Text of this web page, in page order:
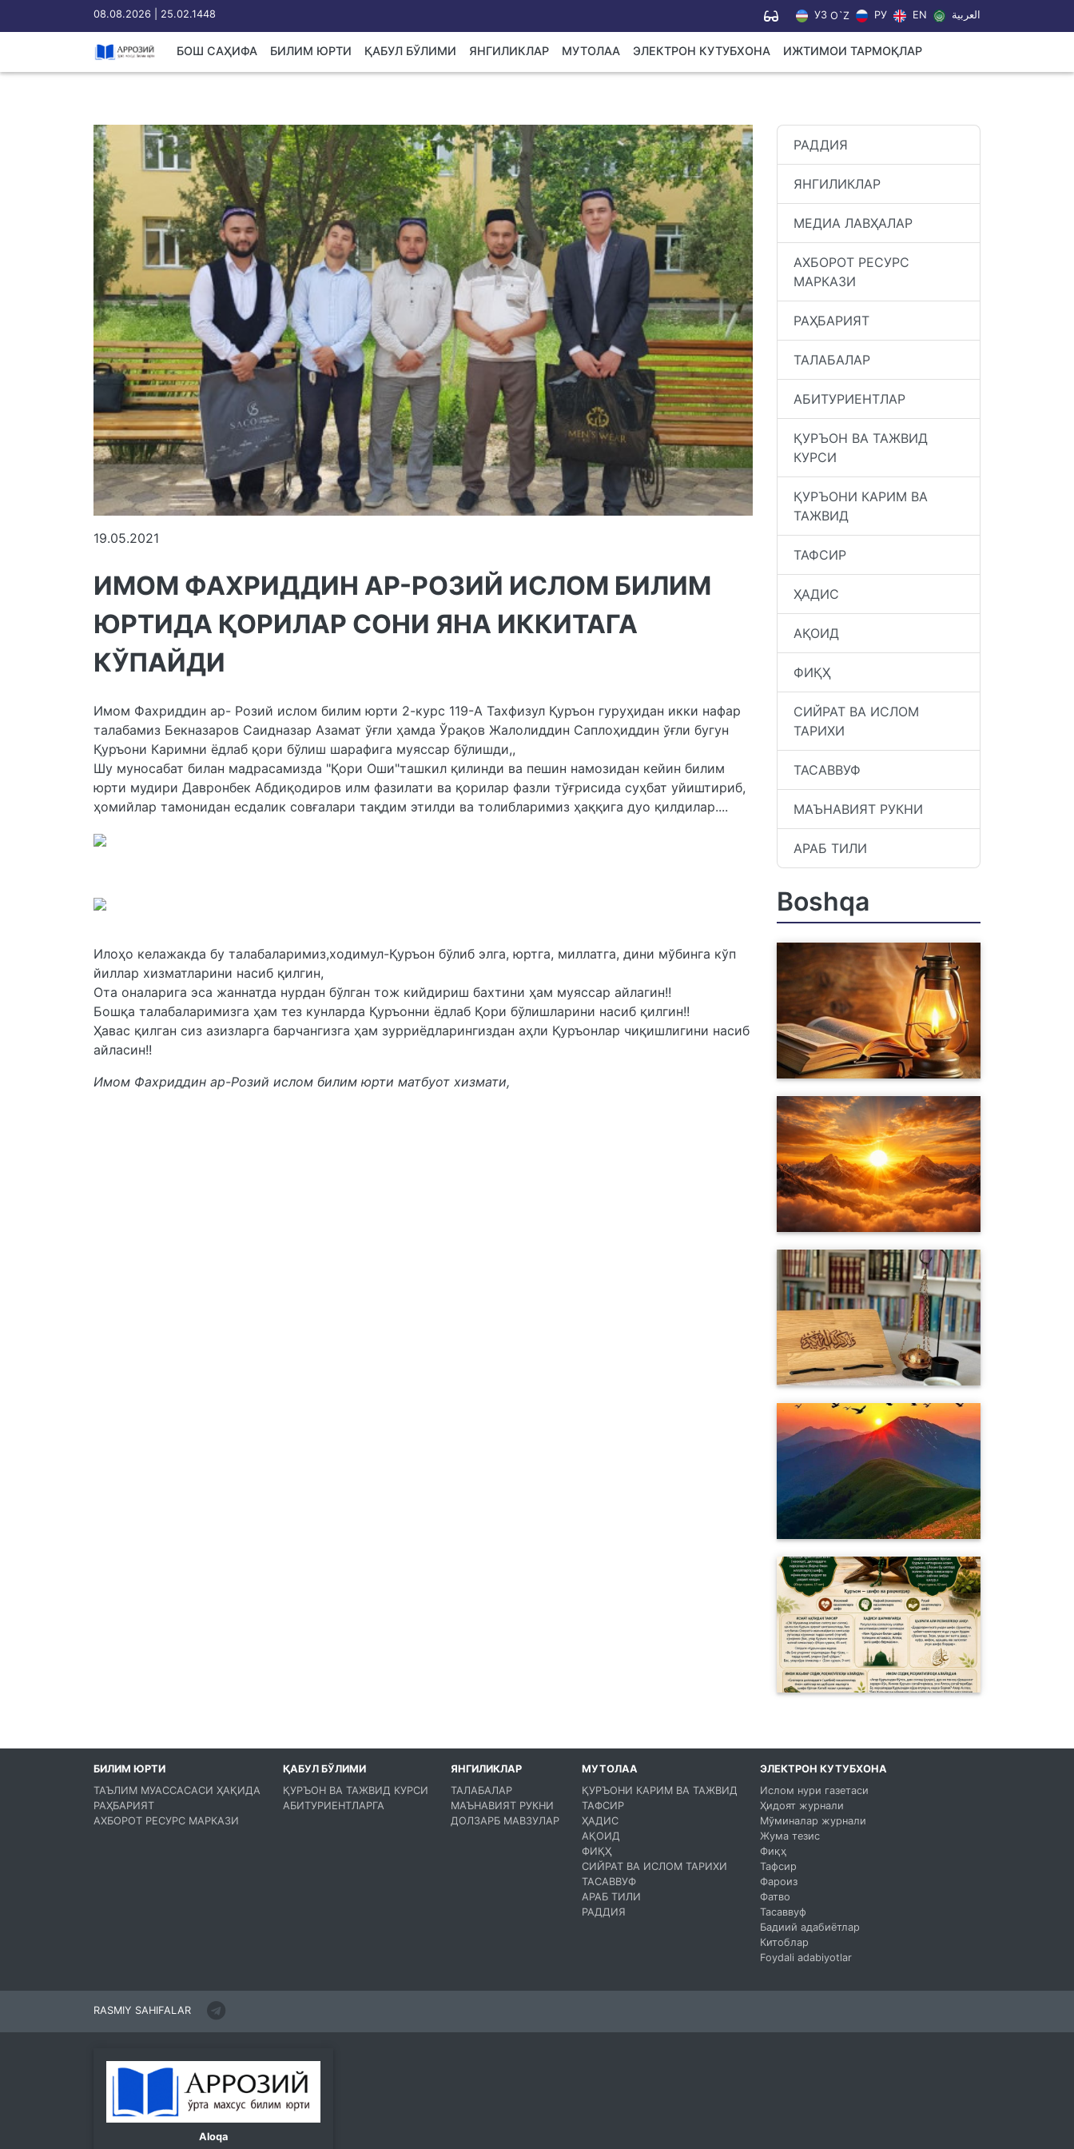
08.08.2026 | 25.02.1448 УЗ O`Z РУ EN العربية
БОШ САҲИФА БИЛИМ ЮРТИ ҚАБУЛ БЎЛИМИ ЯНГИЛИКЛАР МУТОЛАА ЭЛЕКТРОН КУТУБХОНА ИЖТИМОИ ТАРМОҚЛАР
19.05.2021
ИМОМ ФАХРИДДИН АР-РОЗИЙ ИСЛОМ БИЛИМ
ЮРТИДА ҚОРИЛАР СОНИ ЯНА ИККИТАГА
КЎПАЙДИ
Имом Фахриддин ар- Розий ислом билим юрти 2-курс 119-А Тахфизул Қуръон гуруҳидан икки нафар
талабамиз Бекназаров Саидназар Азамат ўғли ҳамда Ўрақов Жалолиддин Саплоҳиддин ўғли бугун
Қуръони Каримни ёдлаб қори бўлиш шарафига муяссар бўлишди,,
Шу муносабат билан мадрасамизда "Қори Оши"ташкил қилинди ва пешин намозидан кейин билим
юрти мудири Давронбек Абдиқодиров илм фазилати ва қорилар фазли тўғрисида суҳбат уйиштириб,
ҳомийлар тамонидан есдалик совғалари тақдим этилди ва толибларимиз ҳаққига дуо қилдилар....
Илоҳо келажакда бу талабаларимиз,ходимул-Қуръон бўлиб элга, юртга, миллатга, дини мўбинга кўп
йиллар хизматларини насиб қилгин,
Ота оналарига эса жаннатда нурдан бўлган тож кийдириш бахтини ҳам муяссар айлагин!!
Бошқа талабаларимизга ҳам тез кунларда Қуръонни ёдлаб Қори бўлишларини насиб қилгин!!
Ҳавас қилган сиз азизларга барчангизга ҳам зурриёдларингиздан аҳли Қуръонлар чиқишлигини насиб
айласин!!
Имом Фахриддин ар-Розий ислом билим юрти матбуот хизмати,
РАДДИЯ
ЯНГИЛИКЛАР
МЕДИА ЛАВҲАЛАР
АХБОРОТ РЕСУРС
МАРКАЗИ
РАҲБАРИЯТ
ТАЛАБАЛАР
АБИТУРИЕНТЛАР
ҚУРЪОН ВА ТАЖВИД
КУРСИ
ҚУРЪОНИ КАРИМ ВА
ТАЖВИД
ТАФСИР
ҲАДИС
АҚОИД
ФИҚҲ
СИЙРАТ ВА ИСЛОМ
ТАРИХИ
ТАСАВВУФ
МАЪНАВИЯТ РУКНИ
АРАБ ТИЛИ
Boshqa
БИЛИМ ЮРТИ
ТАЪЛИМ МУАССАСАСИ ҲАҚИДА
РАҲБАРИЯТ
АХБОРОТ РЕСУРС МАРКАЗИ
ҚАБУЛ БЎЛИМИ
ҚУРЪОН ВА ТАЖВИД КУРСИ
АБИТУРИЕНТЛАРГА
ЯНГИЛИКЛАР
ТАЛАБАЛАР
МАЪНАВИЯТ РУКНИ
ДОЛЗАРБ МАВЗУЛАР
МУТОЛАА
ҚУРЪОНИ КАРИМ ВА ТАЖВИД
ТАФСИР
ҲАДИС
АҚОИД
ФИҚҲ
СИЙРАТ ВА ИСЛОМ ТАРИХИ
ТАСАВВУФ
АРАБ ТИЛИ
РАДДИЯ
ЭЛЕКТРОН КУТУБХОНА
Ислом нури газетаси
Ҳидоят журнали
Мўминалар журнали
Жума тезис
Фиқҳ
Тафсир
Фароиз
Фатво
Тасаввуф
Бадиий адабиётлар
Китоблар
Foydali adabiyotlar
RASMIY SAHIFALAR
Aloqa